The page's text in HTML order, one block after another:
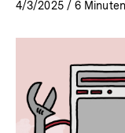
4/3/2025 / 6